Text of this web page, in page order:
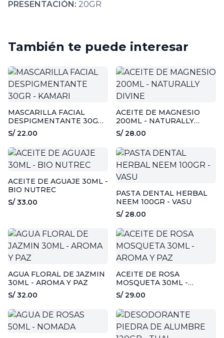
PRESENTACIÓN: 20GR
También te puede interesar
MASCARILLA FACIAL
DESPIGMENTANTE 30GR
- KAMARI
S/ 22.00
ACEITE DE MAGNESIO
200ML - NATURALLY
DIVINE
S/ 28.00
ACEITE DE AGUAJE 30ML -
BIO NUTREC
S/ 33.00
PASTA DENTAL HERBAL
NEEM 100GR - VASU
S/ 28.00
AGUA FLORAL DE JAZMIN
30ML - AROMA Y PAZ
S/ 32.00
ACEITE DE ROSA
MOSQUETA 30ML -
AROMA Y PAZ
S/ 29.00